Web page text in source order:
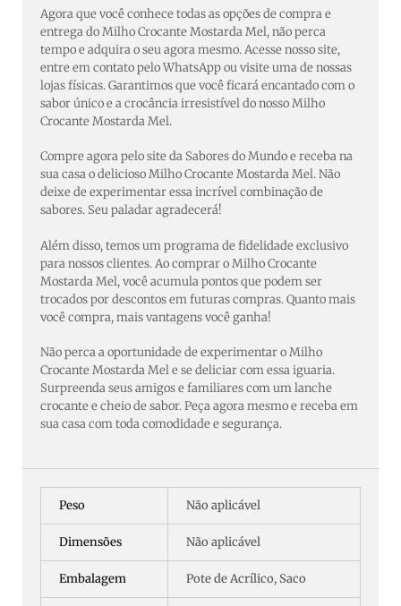
Agora que você conhece todas as opções de compra e
entrega do Milho Crocante Mostarda Mel, não perca
tempo e adquira o seu agora mesmo. Acesse nosso site,
entre em contato pelo WhatsApp ou visite uma de nossas
lojas físicas. Garantimos que você ficará encantado com o
sabor único e a crocância irresistível do nosso Milho
Crocante Mostarda Mel.
Compre agora pelo site da Sabores do Mundo e receba na
sua casa o delicioso Milho Crocante Mostarda Mel. Não
deixe de experimentar essa incrível combinação de
sabores. Seu paladar agradecerá!
Além disso, temos um programa de fidelidade exclusivo
para nossos clientes. Ao comprar o Milho Crocante
Mostarda Mel, você acumula pontos que podem ser
trocados por descontos em futuras compras. Quanto mais
você compra, mais vantagens você ganha!
Não perca a oportunidade de experimentar o Milho
Crocante Mostarda Mel e se deliciar com essa iguaria.
Surpreenda seus amigos e familiares com um lanche
crocante e cheio de sabor. Peça agora mesmo e receba em
sua casa com toda comodidade e segurança.
Peso Não aplicável
Dimensões Não aplicável
Embalagem Pote de Acrílico, Saco